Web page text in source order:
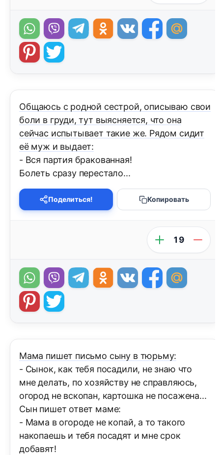
Общаюсь с родной сестрой, описываю свои
боли в груди, тут выясняется, что она
сейчас испытывает такие же. Рядом сидит
её муж и выдает:
- Вся партия бракованная!
Болеть сразу перестало...
Поделиться! Копировать
19
Мама пишет письмо сыну в тюрьму:
- Сынок, как тебя посадили, не знаю что
мне делать, по хозяйству не справляюсь,
огород не вскопан, картошка не посажена...
Сын пишет ответ маме:
- Мама в огороде не копай, а то такого
накопаешь и тебя посадят и мне срок
добавят!